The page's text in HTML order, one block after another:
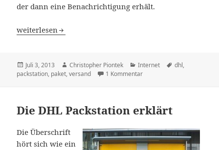
der dann eine Benachrichtigung erhält.
DHL kündig Paketlieferungen via Mail an
weiterlesen
Veröffentlicht
am
Juli 3, 2013 Autor
Christopher Piontek Kategorien
Internet Schlagwörter
dhl,
packstation, paket,versand 1 Kommentarzu DHL kündig
Die DHL Packstation erklärt
Die Überschrift
hört sich wie ein